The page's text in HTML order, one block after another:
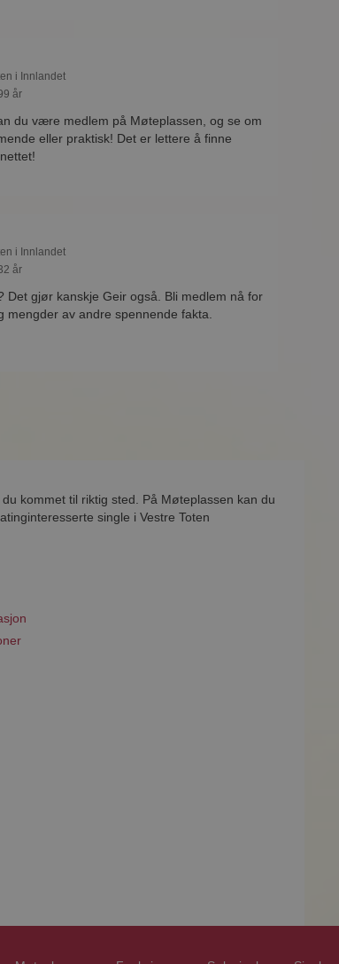
i Innlandet
år
du være medlem på Møteplassen, og se om
eller praktisk! Det er lettere å finne
i Innlandet
år
Det gjør kanskje Geir også. Bli medlem nå for
mengder av andre spennende fakta.
kommet til riktig sted. På Møteplassen kan du
single i Vestre Toten